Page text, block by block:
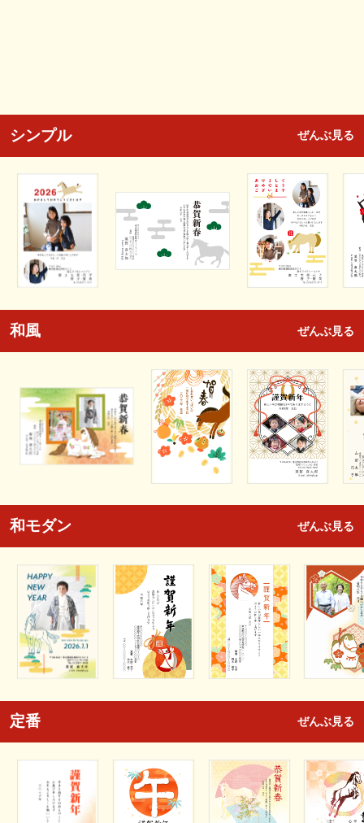
シンプル ぜんぶ見る
和風 ぜんぶ見る
和モダン ぜんぶ見る
定番 ぜんぶ見る